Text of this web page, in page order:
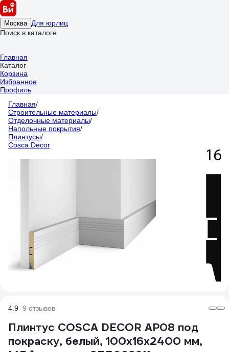
Москва Для юрлиц
Поиск в каталоге
Главная
Каталог
Корзина
Избранное
Профиль
Главная/
Строительные материалы/
Отделочные материалы/
Напольные покрытия/
Плинтусы/
Cosca Decor
4.9 9 отзывов
Плинтус COSCA DECOR AP08 под
покраску, белый, 100x16x2400 мм,